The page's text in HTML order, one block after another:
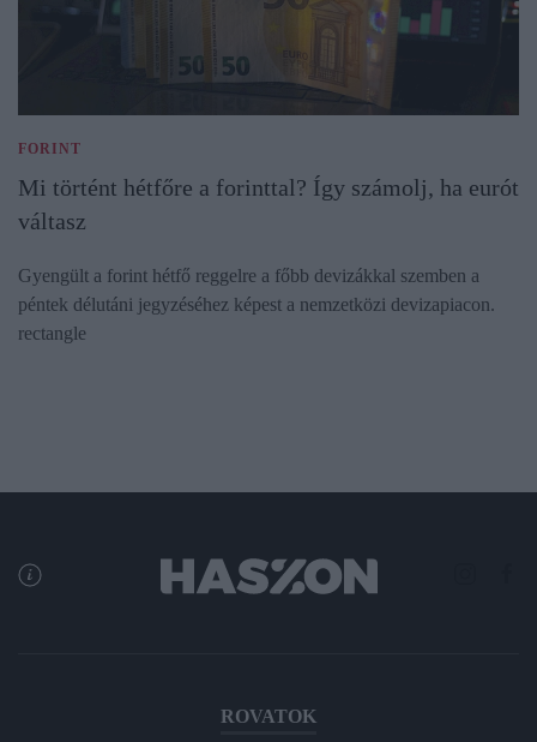
FORINT
Mi történt hétfőre a forinttal? Így számolj, ha eurót
váltasz
Gyengült a forint hétfő reggelre a főbb devizákkal szemben a
péntek délutáni jegyzéséhez képest a nemzetközi devizapiacon.
rectangle
ROVATOK